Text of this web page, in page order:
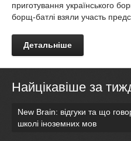
приготування українського
борщ-батлі взяли участь
Детальніше
Найцікавіше за
New Brain: відгуки та що
школі іноземних мов